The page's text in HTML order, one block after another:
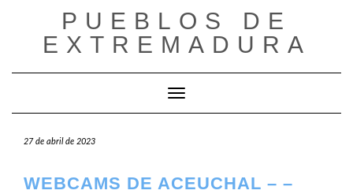
contenido
PUEBLOS DE
EXTREMADURA
Cambiar modo de navegación
27 de abril de 2023
WEBCAMS DE ACEUCHAL – –